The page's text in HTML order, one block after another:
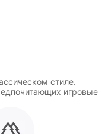
стиле.
игровые